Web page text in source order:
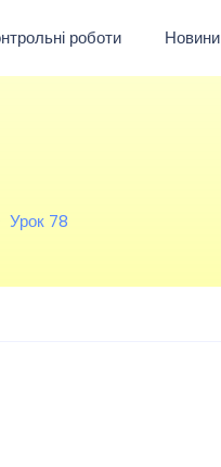
роботи Новини
Урок 78